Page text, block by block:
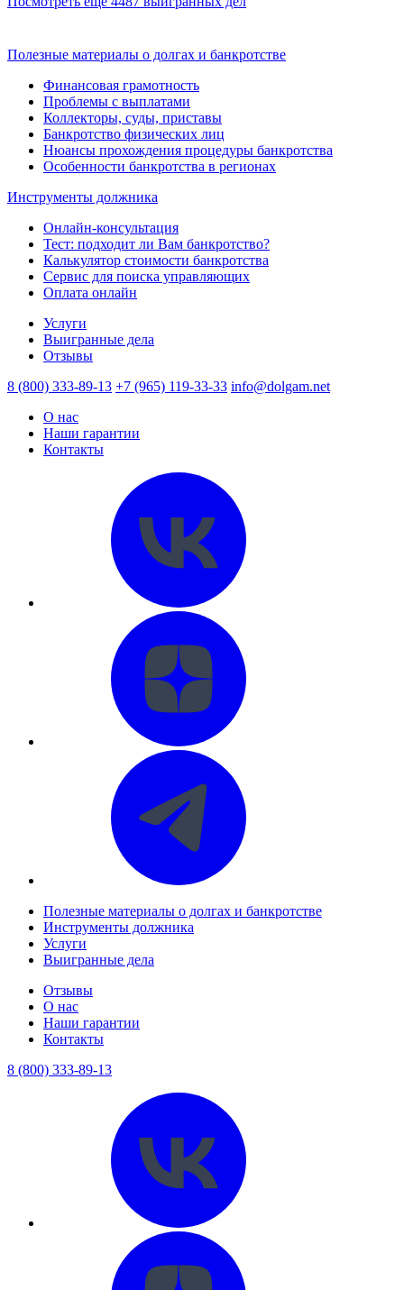
Полезные материалы о долгах и банкротстве
Финансовая грамотность
Проблемы с выплатами
Коллекторы, суды, приставы
Банкротство физических лиц
Нюансы прохождения процедуры банкротства
Особенности банкротства в регионах
Инструменты должника
Онлайн-консультация
Тест: подходит ли Вам банкротство?
Калькулятор стоимости банкротства
Сервис для поиска управляющих
Оплата онлайн
Услуги
Выигранные дела
Отзывы
8 (800) 333-89-13 +7 (965) 119-33-33 info@dolgam.net
О нас
Наши гарантии
Контакты
Полезные материалы о долгах и банкротстве
Инструменты должника
Услуги
Выигранные дела
Отзывы
О нас
Наши гарантии
Контакты
8 (800) 333-89-13